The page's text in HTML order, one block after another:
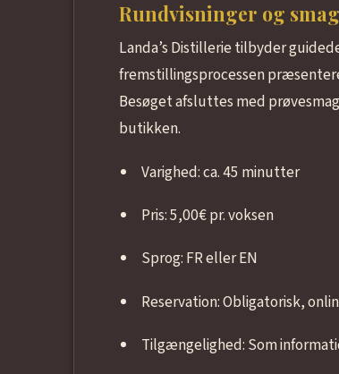
Rundvisninger og
Landa’s Distillerie tilbyder
fremstillingsprocessen
Besøget afsluttes med
butikken.
Varighed: ca. 45 minutter
Pris: 5,00€ pr. voksen
Sprog: FR eller EN
Reservation: Obligatorisk,
Tilgængelighed: Som